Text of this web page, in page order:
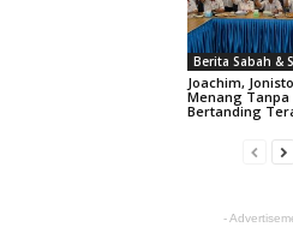
Berita Sabah &
Joachim,
Menang Tanpa
Bertanding
-